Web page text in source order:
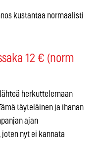
kustantaa normaalisti
12 € (norm
herkuttelemaan
täyteläinen ja ihanan
ajan
nyt ei kannata